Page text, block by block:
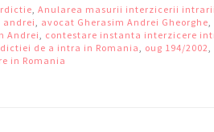
, Anularea masurii interzicerii
andrei, avocat Gherasim Andrei Gheorghe,
Andrei, contestare instanta interzicere
de a intra in Romania, oug 194/2002,
in Romania